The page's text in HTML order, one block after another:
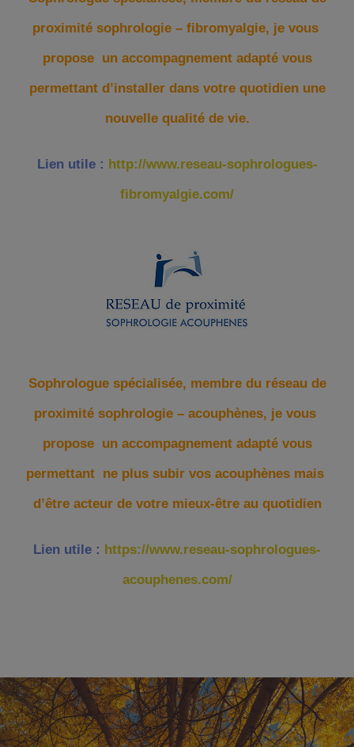
proximité sophrologie – fibromyalgie, je vous
propose un accompagnement adapté vous
permettant d’installer dans votre quotidien une
nouvelle qualité de vie.
Lien utile : http://www.reseau-sophrologues-
fibromyalgie.com/
Sophrologue spécialisée, membre du réseau de
proximité sophrologie – acouphènes, je vous
propose un accompagnement adapté vous
permettant ne plus subir vos acouphènes mais
d’être acteur de votre mieux-être au quotidien
Lien utile : https://www.reseau-sophrologues-
acouphenes.com/